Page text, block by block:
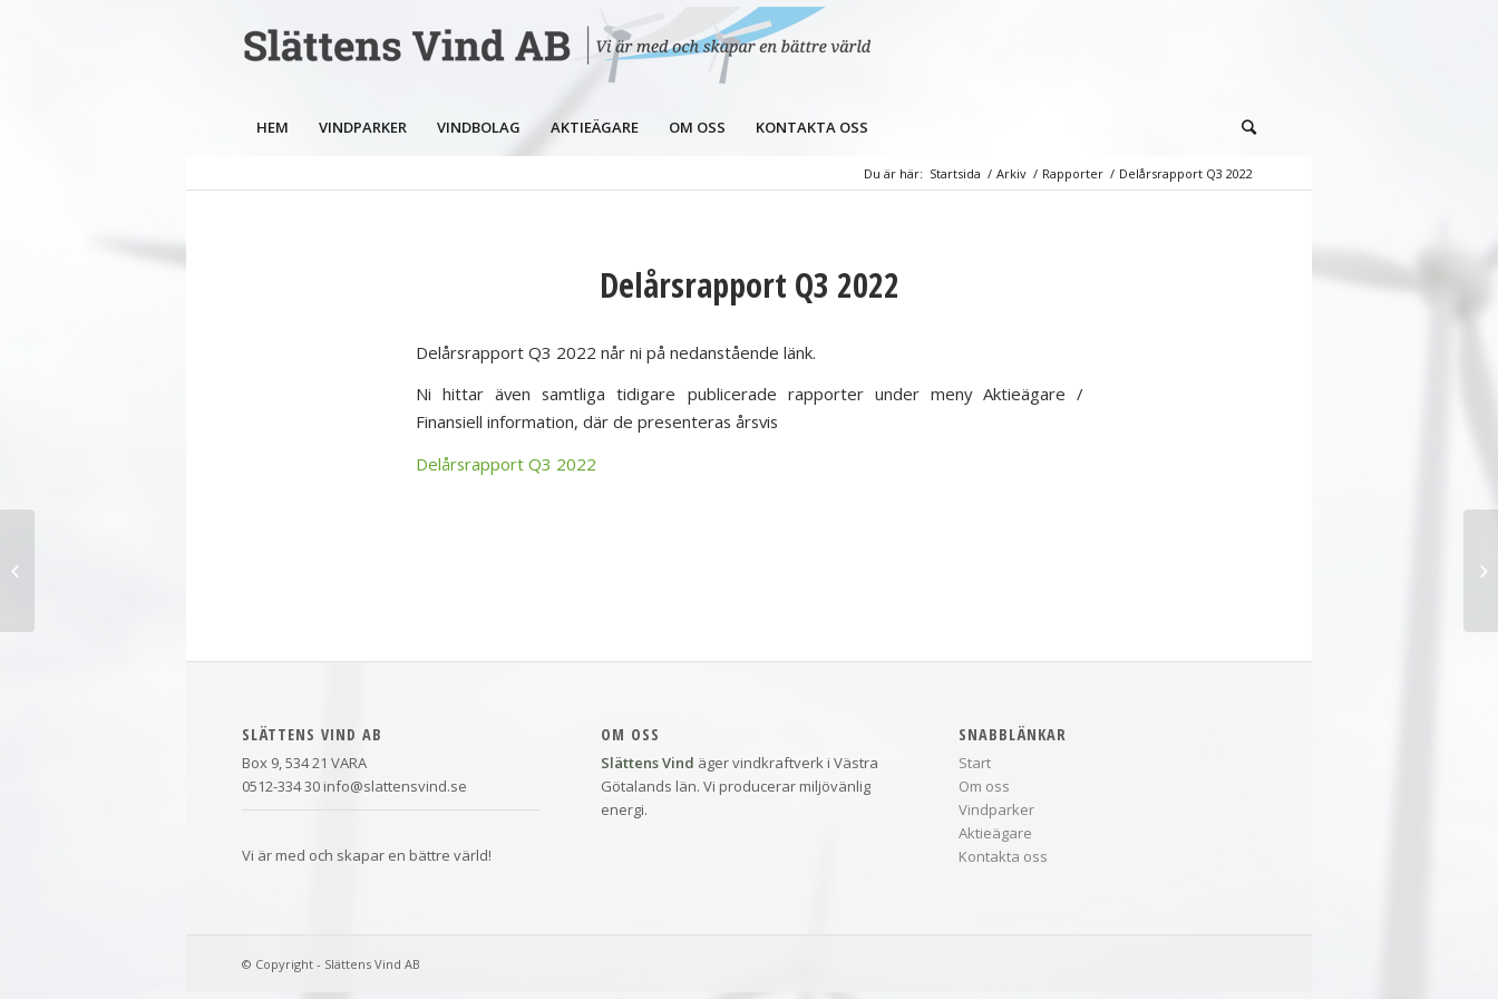
HEM VINDPARKER VINDBOLAG AKTIEÄGARE OM OSS KONTAKTA OSS
Du är här: Startsida / Arkiv / Rapporter / Delårsrapport Q3 2022
Delårsrapport Q3 2022
Delårsrapport Q3 2022 når ni på nedanstående länk.
Ni hittar även samtliga tidigare publicerade rapporter under meny Aktieägare /
Finansiell information, där de presenteras årsvis
Delårsrapport Q3 2022
SLÄTTENS VIND AB
Box 9, 534 21 VARA
0512-334 30 info@slattensvind.se
Vi är med och skapar en bättre värld!
OM OSS
Slättens Vind äger vindkraftverk i Västra
Götalands län. Vi producerar miljövänlig
energi.
SNABBLÄNKAR
Start
Om oss
Vindparker
Aktieägare
Kontakta oss
© Copyright - Slättens Vind AB